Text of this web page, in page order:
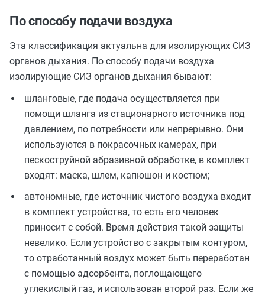
По способу подачи воздуха
Эта классификация актуальна для изолирующих СИЗ
органов дыхания. По способу подачи воздуха
изолирующие СИЗ органов дыхания бывают:
шланговые, где подача осуществляется при
помощи шланга из стационарного источника под
давлением, по потребности или непрерывно. Они
используются в покрасочных камерах, при
пескоструйной абразивной обработке, в комплект
входят: маска, шлем, капюшон и костюм;
автономные, где источник чистого воздуха входит
в комплект устройства, то есть его человек
приносит с собой. Время действия такой защиты
невелико. Если устройство с закрытым контуром,
то отработанный воздух может быть переработан
с помощью адсорбента, поглощающего
углекислый газ, и использован второй раз. Если же